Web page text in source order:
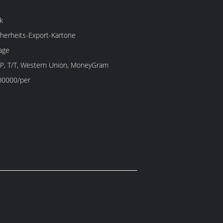
Export-Kartone
T/T, Western Union, MoneyGram
per